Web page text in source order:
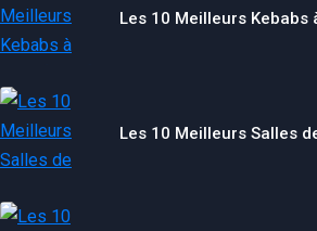
Les 10 Meilleurs Kebabs
Les 10 Meilleurs Salles
Nécessaire
sont pas
facultatifs. Ils
sont
nécessaires au
fonctionnement